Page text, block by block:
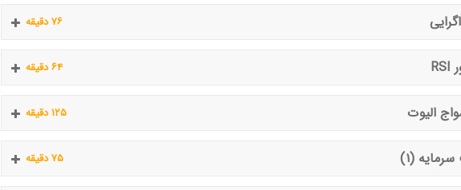
۷۶ دقیقه
۶۴ دقیقه
۱۲۵ دقیقه
۷۵ دقیقه